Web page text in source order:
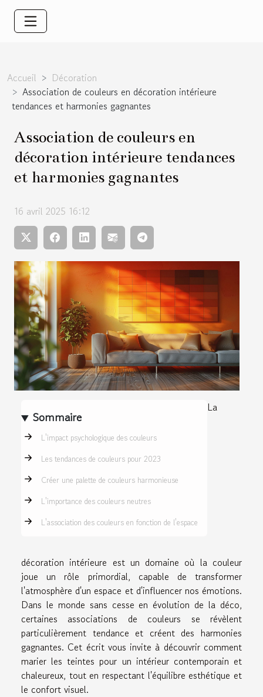
Accueil
Décoration
Association de couleurs en décoration intérieure
tendances et harmonies gagnantes
Association de couleurs en
décoration intérieure tendances
et harmonies gagnantes
16 avril 2025 16:12
Sommaire
L'impact psychologique des couleurs
Les tendances de couleurs pour 2023
Créer une palette de couleurs harmonieuse
L'importance des couleurs neutres
L'association des couleurs en fonction de l'espace
La
décoration intérieure est un domaine où la couleur
joue un rôle primordial, capable de transformer
l'atmosphère d'un espace et d'influencer nos émotions.
Dans le monde sans cesse en évolution de la déco,
certaines associations de couleurs se révèlent
particulièrement tendance et créent des harmonies
gagnantes. Cet écrit vous invite à découvrir comment
marier les teintes pour un intérieur contemporain et
chaleureux, tout en respectant l'équilibre esthétique et
le confort visuel.